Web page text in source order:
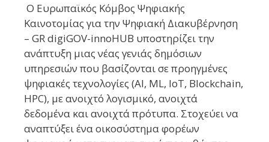
O Ευρωπαϊκός Κόμβος Ψηφιακής
Καινοτομίας για την Ψηφιακή Διακυβέρνηση
– GR digiGOV-innoHUB υποστηρίζει την
ανάπτυξη μιας νέας γενιάς δημόσιων
υπηρεσιών που βασίζονται σε προηγμένες
ψηφιακές τεχνολογίες (AI, ML, IoT, Blockchain,
HPC), με ανοιχτό λογισμικό, ανοιχτά
δεδομένα και ανοιχτά πρότυπα. Στοχεύει να
αναπτύξει ένα οικοσύστημα φορέων